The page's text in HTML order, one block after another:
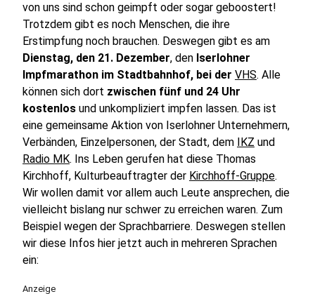
von uns sind schon geimpft oder sogar geboostert!
Trotzdem gibt es noch Menschen, die ihre
Erstimpfung noch brauchen. Deswegen gibt es am
Dienstag, den 21. Dezember, den Iserlohner
Impfmarathon im Stadtbahnhof, bei der VHS. Alle
können sich dort zwischen fünf und 24 Uhr
kostenlos und unkompliziert impfen lassen. Das ist
eine gemeinsame Aktion von Iserlohner Unternehmern,
Verbänden, Einzelpersonen, der Stadt, dem IKZ und
Radio MK. Ins Leben gerufen hat diese Thomas
Kirchhoff, Kulturbeauftragter der Kirchhoff-Gruppe.
Wir wollen damit vor allem auch Leute ansprechen, die
vielleicht bislang nur schwer zu erreichen waren. Zum
Beispiel wegen der Sprachbarriere. Deswegen stellen
wir diese Infos hier jetzt auch in mehreren Sprachen
ein:
Anzeige